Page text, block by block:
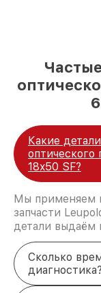
Какие
18x50 SF?
Мы применяем
запчасти
детали выдаём
Сколько
диагностика?